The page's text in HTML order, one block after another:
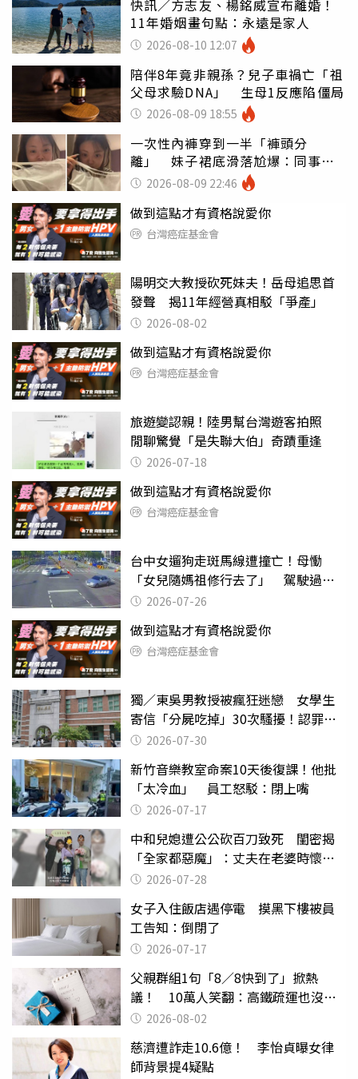
快訊／方志友、楊銘威宣布離婚！
11年婚姻畫句點：永遠是家人
2026-08-10 12:07
陪伴8年竟非親孫？兒子車禍亡「祖
父母求驗DNA」 生母1反應陷僵局
2026-08-09 18:55
一次性內褲穿到一半「褲頭分
離」 妹子裙底滑落尬爆：同事全
看光2026-08-09 22:46
做到這點才有資格說愛你
台灣癌症基金會
陽明交大教授砍死妹夫！岳母追思首
發聲 揭11年經營真相駁「爭產」
2026-08-02
做到這點才有資格說愛你
台灣癌症基金會
旅遊變認親！陸男幫台灣遊客拍照
閒聊驚覺「是失聯大伯」奇蹟重逢
2026-07-18
做到這點才有資格說愛你
台灣癌症基金會
台中女遛狗走斑馬線遭撞亡！母慟
「女兒隨媽祖修行去了」 駕駛過失
致死判9月
2026-07-26
做到這點才有資格說愛你
台灣癌症基金會
獨／東吳男教授被瘋狂迷戀 女學生
寄信「分屍吃掉」30次騷擾！認罪免
關 2026-07-30
新竹音樂教室命案10天後復課！他批
「太冷血」 員工怒駁：閉上嘴
2026-07-17
中和兒媳遭公公砍百刀致死 閨密揭
「全家都惡魔」：丈夫在老婆時懷孕
摔東西
2026-07-28
女子入住飯店遇停電 摸黑下樓被員
工告知：倒閉了
2026-07-17
父親群組1句「8／8快到了」掀熱
議！ 10萬人笑翻：高鐵疏運也沒列
父親節
2026-08-02
慈濟遭詐走10.6億！ 李怡貞曝女律
師背景提4疑點